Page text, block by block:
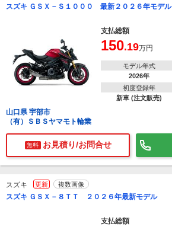
スズキ ＧＳＸ－Ｓ１０００ 最新２０２６年モデル
支払総額
150.19万円
モデル年式
2026年
初度登録年
新車 (注文販売)
山口県 宇部市
（有）ＳＢＳヤマモト輪業
無料 お見積り/お問合せ
スズキ 更新 複数画像
スズキ ＧＳＸ－８ＴＴ ２０２６年最新モデル
支払総額